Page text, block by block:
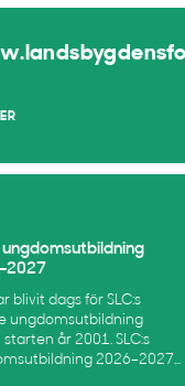
ungdomsutbildning
blivit dags för SLC:s
ungdomsutbildning
starten år 2001. SLC:s
2026–2027...